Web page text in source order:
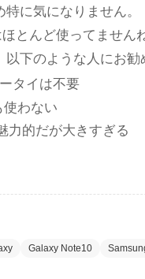
に気になりません。
とんど使ってません
以下のような人にお勧
タイは不要
使わない
力的だが大きすぎる
Galaxy Note10